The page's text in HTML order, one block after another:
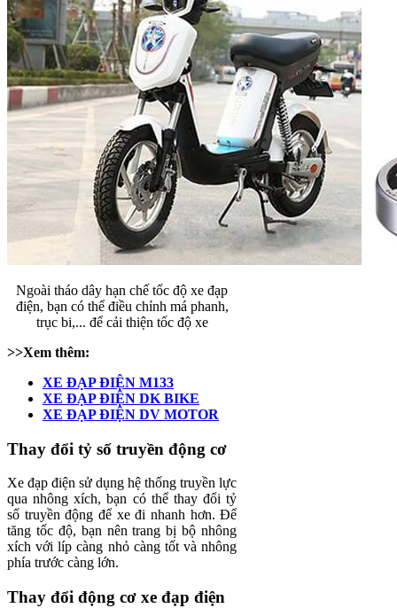
Ngoài tháo dây hạn chế tốc độ xe đạp
điện, bạn có thể điều chỉnh má phanh,
trục bi,... để cải thiện tốc độ xe
>>Xem thêm:
XE ĐẠP ĐIỆN M133
XE ĐẠP ĐIỆN DK BIKE
XE ĐẠP ĐIỆN DV MOTOR
Thay đổi tỷ số truyền động cơ
Xe đạp điện sử dụng hệ thống truyền lực
qua nhông xích, bạn có thể thay đổi tỷ
số truyền động để xe đi nhanh hơn. Để
tăng tốc độ, bạn nên trang bị bộ nhông
xích với líp càng nhỏ càng tốt và nhông
phía trước càng lớn.
Thay đổi động cơ xe đạp điện